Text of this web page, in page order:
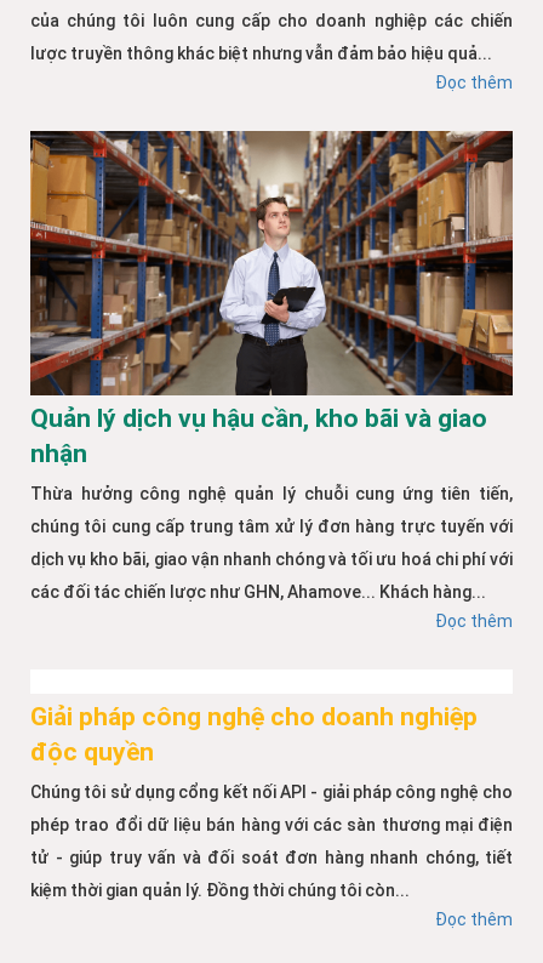
của chúng tôi luôn cung cấp cho doanh nghiệp các chiến
lược truyền thông khác biệt nhưng vẫn đảm bảo hiệu quả...
Đọc thêm
Quản lý dịch vụ hậu cần, kho bãi và giao
nhận
Thừa hưởng công nghệ quản lý chuỗi cung ứng tiên tiến,
chúng tôi cung cấp trung tâm xử lý đơn hàng trực tuyến với
dịch vụ kho bãi, giao vận nhanh chóng và tối ưu hoá chi phí với
các đối tác chiến lược như GHN, Ahamove... Khách hàng...
Đọc thêm
Giải pháp công nghệ cho doanh nghiệp
độc quyền
Chúng tôi sử dụng cổng kết nối API - giải pháp công nghệ cho
phép trao đổi dữ liệu bán hàng với các sàn thương mại điện
tử - giúp truy vấn và đối soát đơn hàng nhanh chóng, tiết
kiệm thời gian quản lý. Đồng thời chúng tôi còn...
Đọc thêm